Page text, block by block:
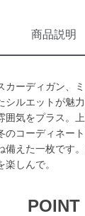
商品説明
カーディガン、
シルエットが魅
囲気をプラス。
のコーディネー
備えた一枚です
しんで。
POINT